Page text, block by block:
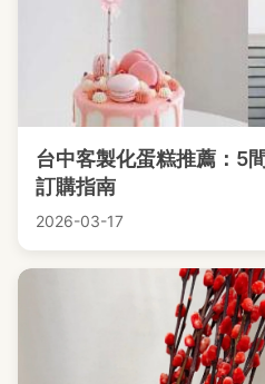
台中客製化蛋糕推薦：5
訂購指南
2026-03-17